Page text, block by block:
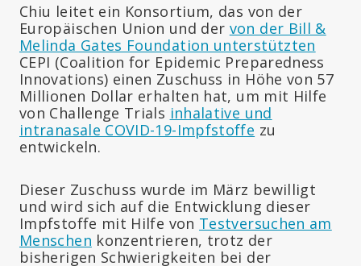
Chiu leitet ein Konsortium, das von der
Europäischen Union und der von der Bill &
Melinda Gates Foundation unterstützten
CEPI (Coalition for Epidemic Preparedness
Innovations) einen Zuschuss in Höhe von 57
Millionen Dollar erhalten hat, um mit Hilfe
von Challenge Trials inhalative und
intranasale COVID-19-Impfstoffe zu
entwickeln.
Dieser Zuschuss wurde im März bewilligt
und wird sich auf die Entwicklung dieser
Impfstoffe mit Hilfe von Testversuchen am
Menschen konzentrieren, trotz der
bisherigen Schwierigkeiten bei der